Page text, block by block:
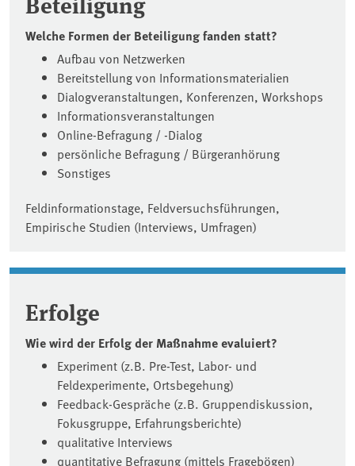
Welche Formen der Beteiligung fanden statt?
Aufbau von Netzwerken
Bereitstellung von Informationsmaterialien
Dialogveranstaltungen, Konferenzen, Workshops
Informationsveranstaltungen
Online-Befragung / -Dialog
persönliche Befragung / Bürgeranhörung
Sonstiges
Feldinformationstage, Feldversuchsführungen,
Empirische Studien (Interviews, Umfragen)
Erfolge
Wie wird der Erfolg der Maßnahme evaluiert?
Experiment (z.B. Pre-Test, Labor- und
Feldexperimente, Ortsbegehung)
Feedback-Gespräche (z.B. Gruppendiskussion,
Fokusgruppe, Erfahrungsberichte)
qualitative Interviews
quantitative Befragung (mittels Fragebögen)